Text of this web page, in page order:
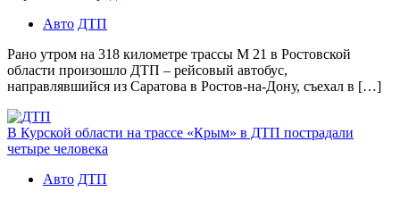
Авто ДТП
Рано утром на 318 километре трассы М 21 в Ростовской
области произошло ДТП – рейсовый автобус,
направлявшийся из Саратова в Ростов-на-Дону, съехал в […]
В Курской области на трассе «Крым» в ДТП пострадали
четыре человека
Авто ДТП